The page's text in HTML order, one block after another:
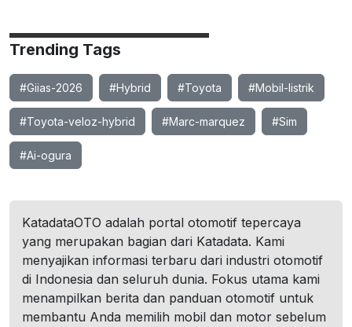
Trending Tags
#Giias-2026 #Hybrid #Toyota #Mobil-listrik
#Toyota-veloz-hybrid #Marc-marquez #Sim
#Ai-ogura
KatadataOTO adalah portal otomotif tepercaya
yang merupakan bagian dari Katadata. Kami
menyajikan informasi terbaru dari industri otomotif
di Indonesia dan seluruh dunia. Fokus utama kami
menampilkan berita dan panduan otomotif untuk
membantu Anda memilih mobil dan motor sebelum